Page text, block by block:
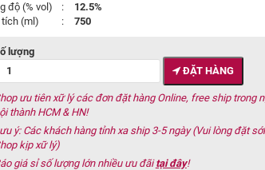
độ (% vol)
:
12.5%
(ml)
: 750
lượng
ĐẶT HÀNG
ưu tiên xữ lý các đơn đặt hàng Online, free ship trong
thành HCM & HN!
ý: Các khách hàng tỉnh xa ship 3-5 ngày (Vui lòng đặt
kịp xữ lý)
giá sỉ số lượng lớn nhiều ưu đãitại đây!